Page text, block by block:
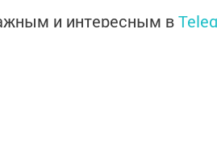
и интересным в